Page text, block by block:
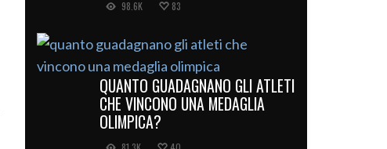
98.6K 83
QUANTO GUADAGNANO GLI ATLETI
CHE VINCONO UNA MEDAGLIA
OLIMPICA?